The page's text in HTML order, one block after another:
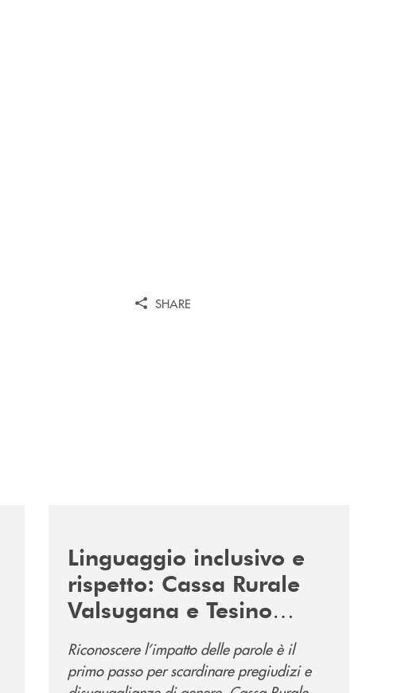
SHARE
Linguaggio inclusivo e
rispetto: Cassa Rurale
Valsugana e Tesino
promuove la campagna
“Tolleranza Zero”
Riconoscere l’impatto delle parole è il
primo passo per scardinare pregiudizi e